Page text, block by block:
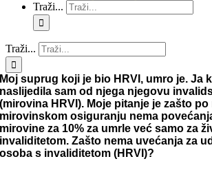
Traži...
Traži...
Moj suprug koji je bio HRVI, umro je. Ja
naslijedila sam od njega njegovu
(mirovina HRVI). Moje pitanje je zašto
mirovinskom osiguranju nema
mirovine za 10% za umrle već samo za
invaliditetom. Zašto nema uvećanja za
osoba s invaliditetom (HRVI)?